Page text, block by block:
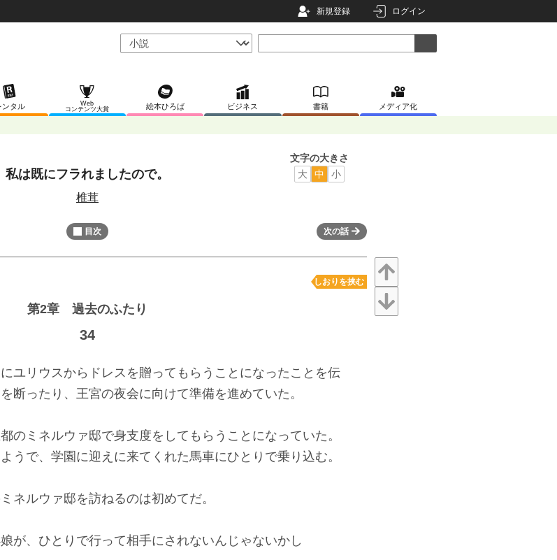
新規登録 ログイン
ンタル
Web
コンテンツ大賞
絵本ひろば ビジネス 書籍 メディア化
/
L
d
:
0
私は既にフラれましたので。
椎茸
文字の大きさ
大
中 小
目次 次の話
しおりを挟む
第2章 過去のふたり
34
ユリウスからドレスを贈ってもらうことになったことを伝
断ったり、王宮の夜会に向けて準備を進めていた。
のミネルウァ邸で身支度をしてもらうことになっていた。
うで、学園に迎えに来てくれた馬車にひとりで乗り込む。
ネルウァ邸を訪ねるのは初めてだ。
が、ひとりで行って相手にされないんじゃないかし